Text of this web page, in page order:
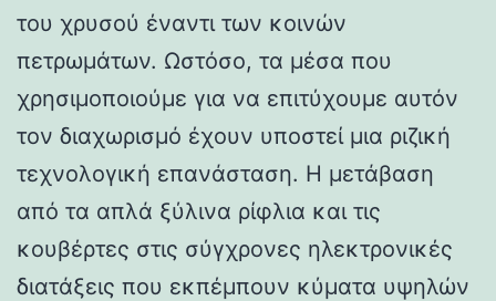
του χρυσού έναντι των κοινών
πετρωμάτων. Ωστόσο, τα μέσα που
χρησιμοποιούμε για να επιτύχουμε αυτόν
τον διαχωρισμό έχουν υποστεί μια ριζική
τεχνολογική επανάσταση. Η μετάβαση
από τα απλά ξύλινα ρίφλια και τις
κουβέρτες στις σύγχρονες ηλεκτρονικές
διατάξεις που εκπέμπουν κύματα υψηλών